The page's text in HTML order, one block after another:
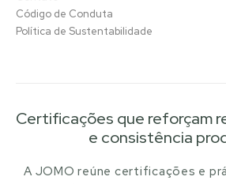
Código de Conduta
Política de Sustentabilidade
Certificações que reforçam
e consistência
A JOMO reúne certificações e